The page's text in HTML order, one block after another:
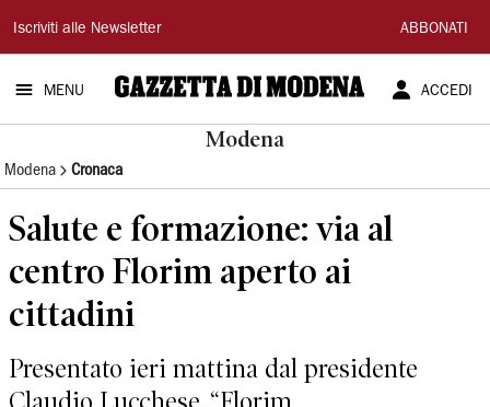
Gazzetta
di
Modena
Iscriviti alle Newsletter ABBONATI
MENU ACCEDI
Modena
Modena Cronaca
Salute e formazione: via al
centro Florim aperto ai
cittadini
Presentato ieri mattina dal presidente